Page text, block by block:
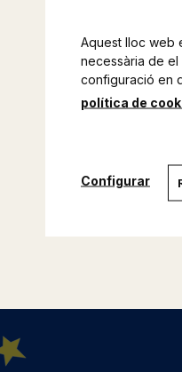
Aquest lloc web
necessària de el
configuració en
política de
Configurar